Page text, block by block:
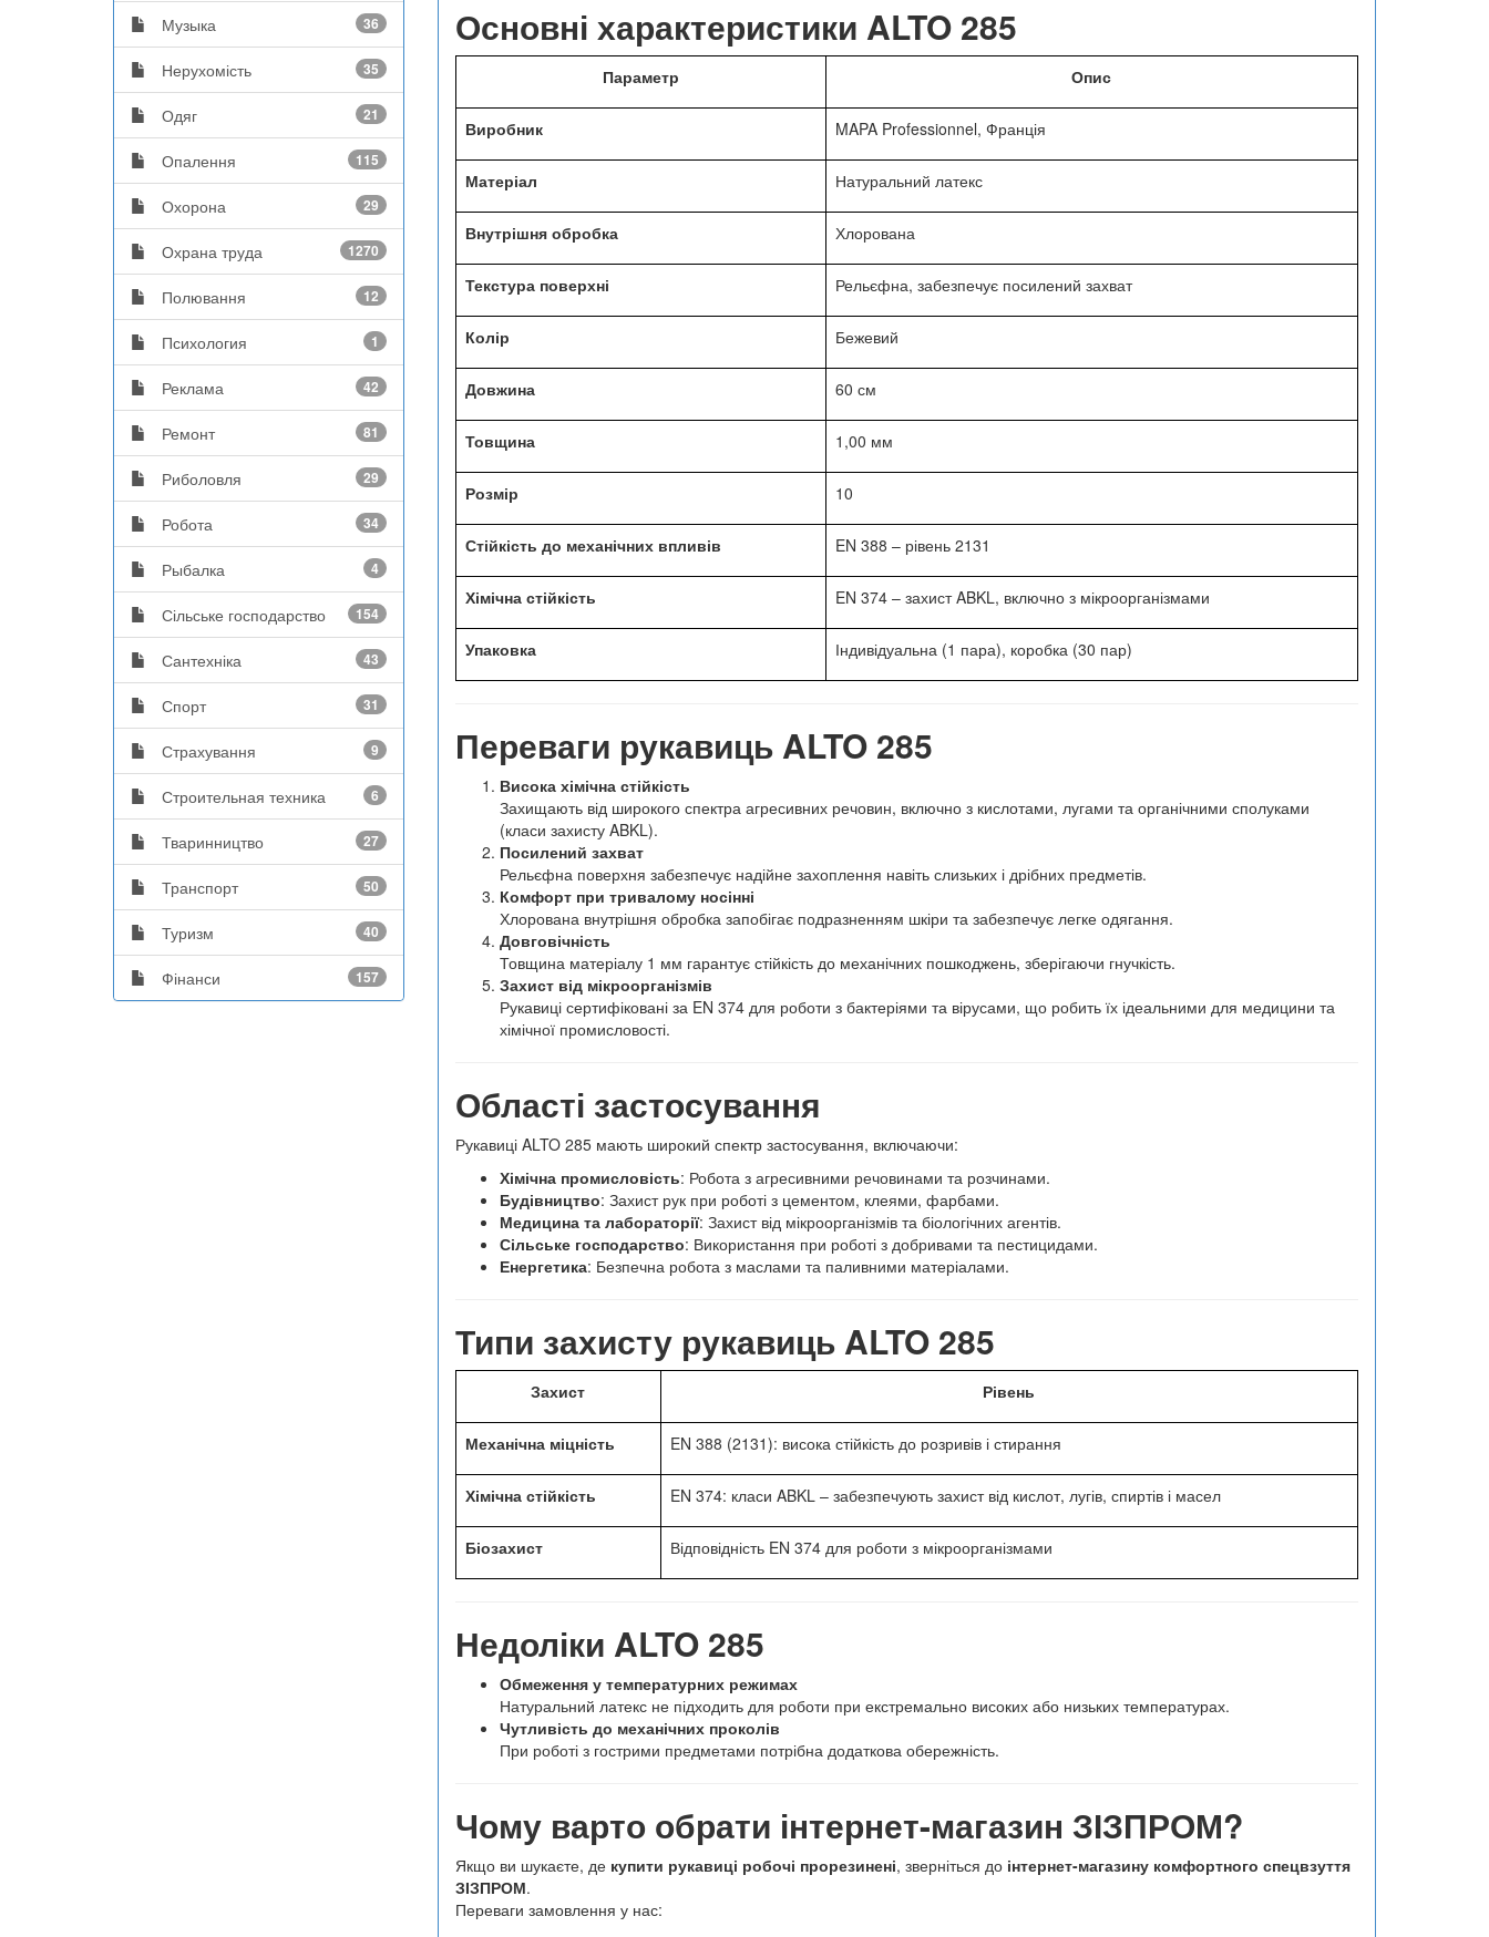
Музыка 36
Нерухомість 35
Одяг 21
Опалення 115
Охорона 29
Охрана труда 1270
Полювання 12
Психология 1
Реклама 42
Ремонт 81
Риболовля 29
Робота 34
Рыбалка 4
Сільське господарство 154
Сантехніка 43
Спорт 31
Страхування 9
Строительная техника 6
Тваринництво 27
Транспорт 50
Туризм 40
Фінанси 157
Основні характеристики ALTO 285
Параметр Опис
Виробник MAPA Professionnel, Франція
Матеріал Натуральний латекс
Внутрішня обробка Хлорована
Текстура поверхні Рельєфна, забезпечує посилений захват
Колір Бежевий
Довжина 60 см
Товщина 1,00 мм
Розмір 10
Стійкість до механічних впливів EN 388 – рівень 2131
Хімічна стійкість EN 374 – захист ABKL, включно з мікроорганізмами
Упаковка Індивідуальна (1 пара), коробка (30 пар)
Переваги рукавиць ALTO 285
Висока хімічна стійкість
Захищають від широкого спектра агресивних речовин, включно з кислотами, лугами та органічними сполуками
(класи захисту ABKL).
Посилений захват
Рельєфна поверхня забезпечує надійне захоплення навіть слизьких і дрібних предметів.
Комфорт при тривалому носінні
Хлорована внутрішня обробка запобігає подразненням шкіри та забезпечує легке одягання.
Довговічність
Товщина матеріалу 1 мм гарантує стійкість до механічних пошкоджень, зберігаючи гнучкість.
Захист від мікроорганізмів
Рукавиці сертифіковані за EN 374 для роботи з бактеріями та вірусами, що робить їх ідеальними для медицини та
хімічної промисловості.
Області застосування
Рукавиці ALTO 285 мають широкий спектр застосування, включаючи:
Хімічна промисловість: Робота з агресивними речовинами та розчинами.
Будівництво: Захист рук при роботі з цементом, клеями, фарбами.
Медицина та лабораторії: Захист від мікроорганізмів та біологічних агентів.
Сільське господарство: Використання при роботі з добривами та пестицидами.
Енергетика: Безпечна робота з маслами та паливними матеріалами.
Типи захисту рукавиць ALTO 285
Захист Рівень
Механічна міцність EN 388 (2131): висока стійкість до розривів і стирання
Хімічна стійкість EN 374: класи ABKL – забезпечують захист від кислот, лугів, спиртів і масел
Біозахист Відповідність EN 374 для роботи з мікроорганізмами
Недоліки ALTO 285
Обмеження у температурних режимах
Натуральний латекс не підходить для роботи при екстремально високих або низьких температурах.
Чутливість до механічних проколів
При роботі з гострими предметами потрібна додаткова обережність.
Чому варто обрати інтернет-магазин ЗІЗПРОМ?
Якщо ви шукаєте, де купити рукавиці робочі прорезинені, зверніться до інтернет-магазину комфортного спецвзуття
ЗІЗПРОМ.
Переваги замовлення у нас: